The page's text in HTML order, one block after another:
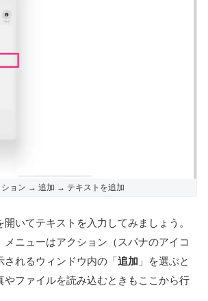
ション → 追加 → テキストを追加
いてテキストを入力してみましょう。
メニューはアクション（スパナのアイコ
されるウィンドウ内の「追加 」を選ぶと
やファイルを読み込むときもここから行